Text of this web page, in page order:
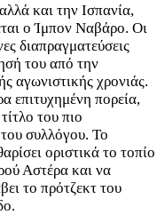
και την Ισπανία,
ο Ίμπον Ναβάρο. Οι
διαπραγματεύσεις
του από την
αγωνιστικής χρονιάς.
επιτυχημένη πορεία,
του πιο
συλλόγου. Το
οριστικά το τοπίο
Αστέρα και να
το πρότζεκτ του